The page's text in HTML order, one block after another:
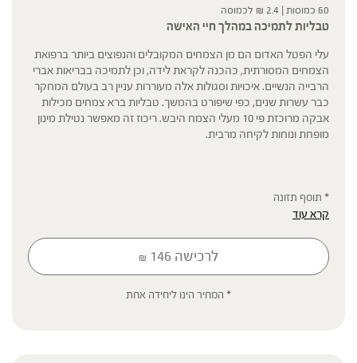
60 כמוסות | ₪ 2.4 לכמוסה
טבליות לתמיכה במהלך חיי האישה
עלי הפטל האדום הם מן הצמחים המקובלים והנפוצים ביותר ברפואת
הצמחים המסורתית, כהכנה לקראת לידה, וכן לתמיכה בבריאות אברי
הרבייה הנשיים. איכויות וסגולות אלה מעוררות עניין רב בעולם המחקר
כבר עשרות שנים, כפי שיפורט בהמשך. טבליות ברא צמחים מכילות
אבקה מרוכזת פי 10 מעלי הצמח היבש. ריכוז זה מאפשר נטילת מינון
מופחת ונוחות לקיחה מרבית.
* תוסף תזונה
הכתוב מסתמך על גישות הרבליסטיות ונטורופתיות מסורתיות. למען הסר
הציבור או לשמש לגביו כהמלצה או הוראה או עצה לשימוש או שינוי או
הורדה של תרופה כלשהי, ואין בו תחליף לייעוץ רפואי פרטני או אחר. נשים
בהיריון, נשים מניקות, ילדים, אנשים החולים במחלות כרוניות והנוטלים
תרופות מרשם – יש להיוועץ ברופא לפני השימוש. המונח 'צמחי מרפא'
קרא עוד
לרכישה ₪ 146
* המחיר הינו ליחידה אחת